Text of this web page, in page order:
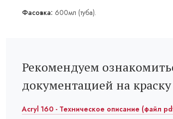
Фасовка: 600мл (туба).
Рекомендуем
документацией на
Acryl 160 - Техническое описание (файл